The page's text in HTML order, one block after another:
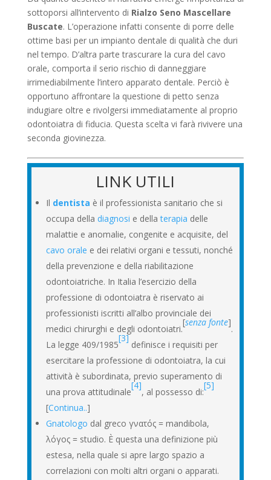
sottoporsi all’intervento di Rialzo Seno Mascellare
Buscate. L’operazione infatti consente di porre delle
ottime basi per un impianto dentale di qualità che duri
nel tempo. D’altra parte trascurare la cura del cavo
orale, comporta il serio rischio di danneggiare
irrimediabilmente l’intero apparato dentale. Perciò è
opportuno affrontare la questione di petto senza
indugiare oltre e rivolgersi immediatamente al proprio
odontoiatra di fiducia. Questa scelta vi farà rivivere una
seconda giovinezza.
LINK UTILI
Il dentista è il professionista sanitario che si
occupa della diagnosi e dellaterapia delle
malattie e anomalie, congenite e acquisite, del
cavo orale e dei relativi organi e tessuti, nonché
della prevenzione e della riabilitazione
odontoiatriche. In Italia l’esercizio della
professione di odontoiatra è riservato ai
professionisti iscritti all’albo provinciale dei
medici chirurghi e degli odontoiatri.
[senza fonte]
.
La legge 409/1985
[3]
definisce i requisiti per
esercitare la professione di odontoiatra, la cui
attività è subordinata, previo superamento di
una prova attitudinale
[4]
, al possesso di:
[5]
[Continua..]
Gnatologo dal greco γνατός = mandibola,
λόγος = studio. È questa una definizione più
estesa, nella quale si apre largo spazio a
correlazioni con molti altri organi o apparati.